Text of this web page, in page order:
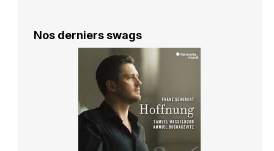
Nos derniers swags